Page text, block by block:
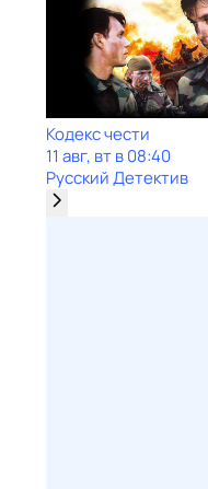
Кодекс чести
11 авг, вт в 08:40
Русский Детектив